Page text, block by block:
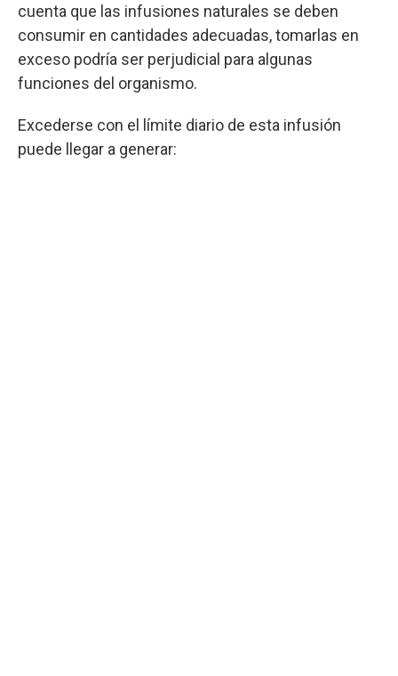
cuenta que las infusiones naturales se deben
consumir en cantidades adecuadas, tomarlas en
exceso podría ser perjudicial para algunas
funciones del organismo.
Excederse con el límite diario de esta infusión
puede llegar a generar: